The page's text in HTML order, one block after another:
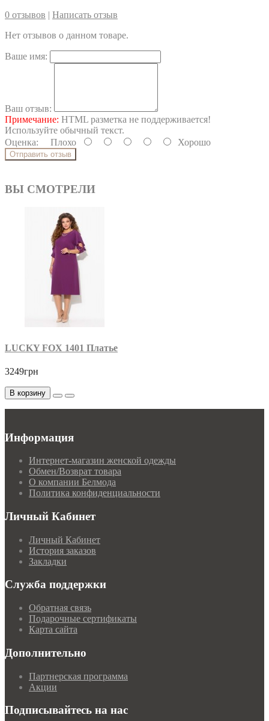
0 отзывов | Написать отзыв
Нет отзывов о данном товаре.
Ваше имя:
Ваш отзыв:
Примечание: HTML разметка не поддерживается!
Используйте обычный текст.
Оценка: Плохо Хорошо
Отправить отзыв
ВЫ СМОТРЕЛИ
LUCKY FOX 1401 Платье
3249грн
В корзину
Информация
Интернет-магазин женской одежды
Обмен/Возврат товара
О компании Белмода
Политика конфиденциальности
Личный Кабинет
Личный Кабинет
История заказов
Закладки
Служба поддержки
Обратная связь
Подарочные сертификаты
Карта сайта
Дополнительно
Партнерская программа
Акции
Подписывайтесь на нас